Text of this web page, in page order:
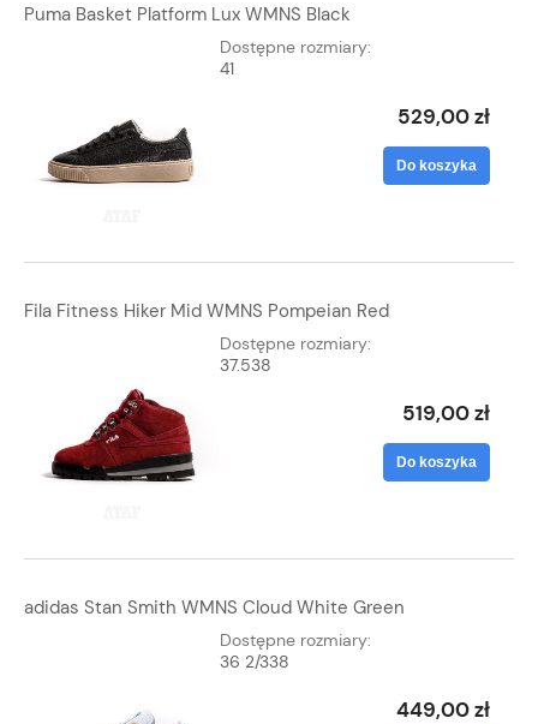
Puma Basket Platform Lux WMNS Black
Dostępne rozmiary:
41
529,00 zł
Do koszyka
Fila Fitness Hiker Mid WMNS Pompeian Red
Dostępne rozmiary:
37.538
519,00 zł
Do koszyka
adidas Stan Smith WMNS Cloud White Green
Dostępne rozmiary:
36 2/338
449,00 zł